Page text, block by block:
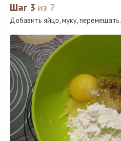
Шаг 3 из 7
Добавить яйцо, муку, перемешать.